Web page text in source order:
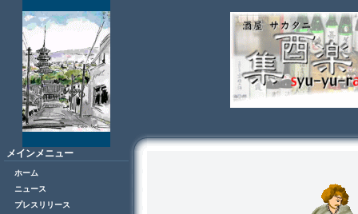
メインメニュー
ホーム
ニュース
プレスリリース